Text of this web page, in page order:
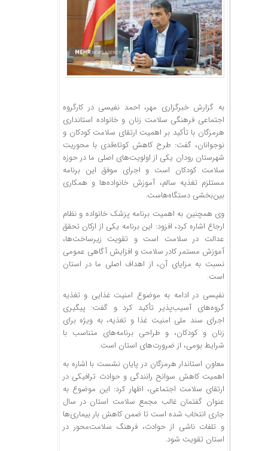
به گزارش خبرگزاری مهر، احمد نفیسی در کارگروه
اجتماعی فرهنگی سلامت زنان و خانواده استانداری
هرمزگان با تأکید بر اهمیت ارتقای سلامت کودکان و
نوجوانان، گفت: طرح کاهش کوتاه‌قدی با محوریت
شهرستان رودان یکی از اولویت‌های اصلی ما در حوزه
سلامت کودکان است و اجرای موفق این برنامه
مستلزم تغذیه سالم، آموزش خانواده‌ها و همکاری
بین‌بخشی دستگاه‌هاست.
وی همچنین به اهمیت برنامه پزشک خانواده و نظام
ارجاع اشاره کرد، افزود: این برنامه یکی از ارکان تحقق
عدالت در سلامت است و تقویت زیرساخت‌ها،
آموزش مستمر کادر سلامت و افزایش آگاهی عمومی
نسبت به مزایای آن، از اهداف اصلی ما در استان
است.
نفیسی در ادامه به موضوع امنیت غذایی و تغذیه
گروه‌های آسیب‌پذیر تأکید کرد و گفت: پیگیری
اجرای سند ملی امنیت غذا و تغذیه، به ویژه برای
زنان و کودکان، و طراحی برنامه‌های متناسب با
شرایط بومی، از ضرورت‌های استان است.
معاون استاندار هرمزگان در پایان نشست با اشاره به
اهمیت کاهش سوانح رانندگی و حوادث ترافیکی در
ارتقای سلامت اجتماعی، اظهار کرد: این موضوع به
عنوان گفتمان غالب مجمع سلامت استان در سال
جاری انتخاب شده است تا ضمن کاهش بار بیماری‌ها
و تلفات ناشی از حوادث، فرهنگ سلامت‌محور در
استان تقویت شود.